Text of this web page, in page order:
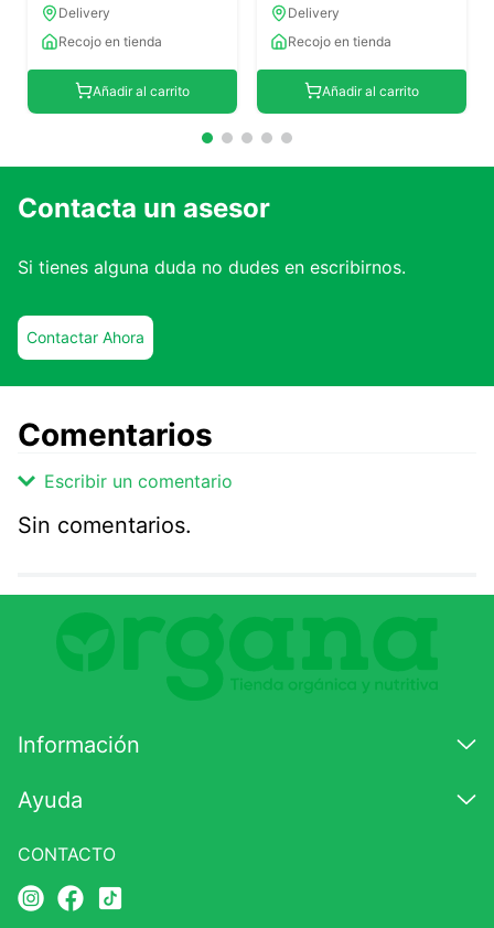
Delivery
Recojo en tienda
Añadir al carrito
Delivery
Recojo en tienda
Añadir al carrito
Contacta un asesor
Si tienes alguna duda no dudes en escribirnos.
Contactar Ahora
Comentarios
Escribir un comentario
Comentario
Califique el producto de 1 a 5 estrellas
★★★
Correo electrónico
Sin comentarios.
Información
Ayuda
CONTACTO